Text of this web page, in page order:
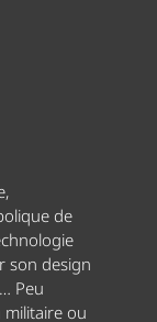
de
son design
Peu
militaire ou